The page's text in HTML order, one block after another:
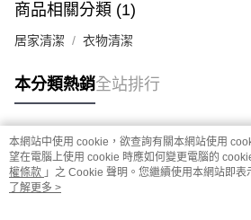
商品相關分類 (1)
居家清潔 衣物清潔
本分類熱銷全站排行
熱門標籤
本網站中使用 cookie，欲查詢有關本網站使用
望在電腦上使用 cookie 時應如何變更電腦的
權條款 」之 Cookie 聲明。您繼續使用本網站即
用條款之 Cookie 聲明使用 cookie。
了解更多 >